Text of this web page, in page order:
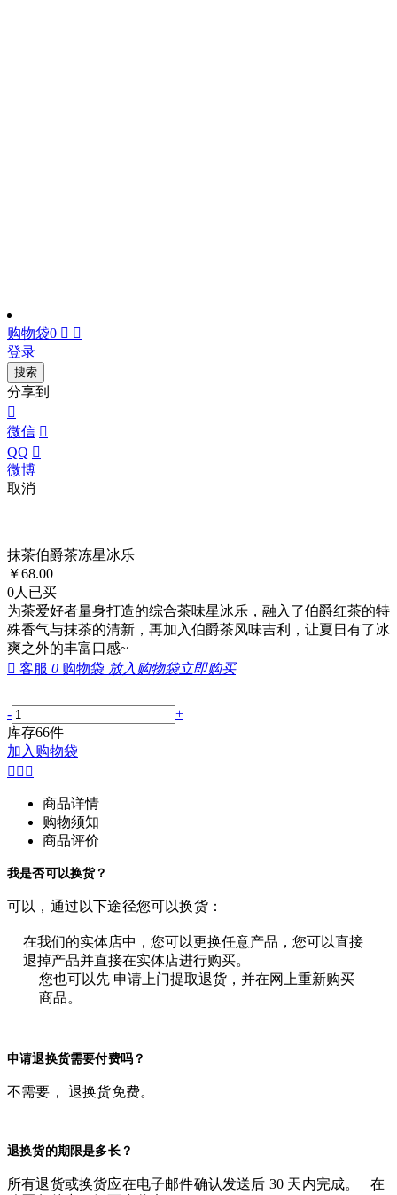
购物袋0  
登录
搜索
分享到

微信 
QQ 
微博
取消
抹茶伯爵茶冻星冰乐
￥68.00
0人已买
为茶爱好者量身打造的综合茶味星冰乐，融入了伯爵红茶的特
殊香气与抹茶的清新，再加入伯爵茶风味吉利，让夏日有了冰
爽之外的丰富口感~
 客服 0 购物袋 放入购物袋立即购买
-
+
库存66件
加入购物袋
  
商品详情
购物须知
商品评价
我是否可以换货？
可以，通过以下途径您可以换货：
在我们的实体店中，您可以更换任意产品，您可以直接
退掉产品并直接在实体店进行购买。
您也可以先 申请上门提取退货，并在网上重新购买
商品。
申请退换货需要付费吗？
不需要， 退换货免费。
退换货的期限是多长？
所有退货或换货应在电子邮件确认发送后 30 天内完成。 在